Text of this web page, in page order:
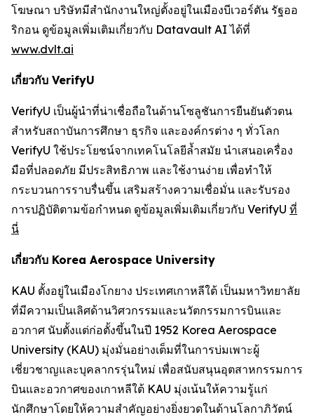
โฆษณา บริษัทมีสำนักงานใหญ่ตั้งอยู่ในเมืองบีเวอร์ตัน รัฐออ
ริกอน ดูข้อมูลเพิ่มเติมเกี่ยวกับ Datavault AI ได้ที่
www.dvlt.ai
เกี่ยวกับ VerifyU
VerifyU เป็นผู้นำที่น่าเชื่อถือในด้านโซลูชันการยืนยันตัวตน
สำหรับสถาบันการศึกษา ธุรกิจ และองค์กรต่าง ๆ ทั่วโลก
VerifyU ใช้ประโยชน์จากเทคโนโลยีล้ำสมัย นำเสนอเครื่อง
มือที่ปลอดภัย มีประสิทธิภาพ และใช้งานง่าย เพื่อทำให้
กระบวนการราบรื่นขึ้น เสริมสร้างความเชื่อมั่น และรับรอง
การปฏิบัติตามข้อกำหนด ดูข้อมูลเพิ่มเติมเกี่ยวกับ VerifyU ที่
นี่
เกี่ยวกับ Korea Aerospace University
KAU ตั้งอยู่ในเมืองโกยาง ประเทศเกาหลีใต้ เป็นมหาวิทยาลัย
ที่มีความเป็นเลิศด้านวิศวกรรมและนวัตกรรมการบินและ
อวกาศ นับตั้งแต่ก่อตั้งขึ้นในปี 1952 Korea Aerospace
University (KAU) มุ่งมั่นอย่างเต็มที่ในการบ่มเพาะผู้
เชี่ยวชาญและบุคลากรรุ่นใหม่ เพื่อสนับสนุนอุตสาหกรรมการ
บินและอวกาศของเกาหลีใต้ KAU มุ่งเน้นให้ความรู้แก่
นักศึกษาโดยให้ความสำคัญอย่างยิ่งยวดในด้านโลกาภิวัตน์